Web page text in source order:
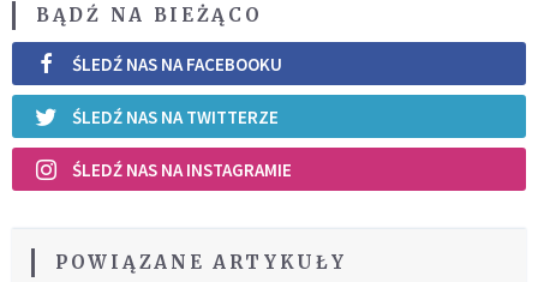
BĄDŹ NA BIEŻĄCO
ŚLEDŹ NAS NA FACEBOOKU
ŚLEDŹ NAS NA TWITTERZE
ŚLEDŹ NAS NA INSTAGRAMIE
POWIĄZANE ARTYKUŁY